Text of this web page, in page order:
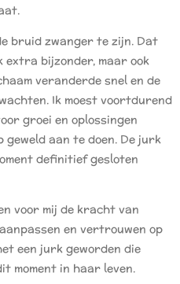
bruid zwanger te zijn. Dat
extra bijzonder, maar ook
veranderde snel en de
Ik moest voortdurend
groei en oplossingen
aan te doen. De jurk
definitief gesloten
voor mij de kracht van
en vertrouwen op
een jurk geworden die
moment in haar leven.